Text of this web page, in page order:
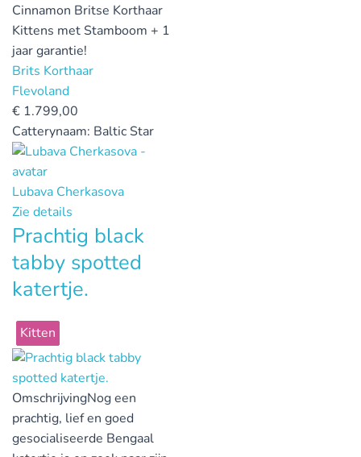
Cinnamon Britse Korthaar
Kittens met Stamboom + 1
jaar garantie!
Brits Korthaar
Flevoland
€ 1.799,00
Catterynaam: Baltic Star
Lubava Cherkasova
Zie details
Prachtig black
tabby spotted
katertje.
Kitten
OmschrijvingNog een
prachtig, lief en goed
gesocialiseerde Bengaal